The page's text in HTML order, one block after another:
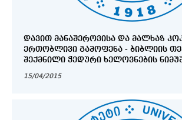
ᲓᲐᲕᲘᲗ ᲛᲐᲜᲐᲨᲔᲠᲝᲕᲘᲡᲐ ᲓᲐ ᲛᲐᲚᲮᲐᲖ
ᲔᲠᲗᲝᲑᲚᲘᲕᲘ ᲒᲐᲛᲝᲤᲔᲜᲐ - ᲑᲘᲑᲚᲘᲘᲡ
ᲨᲔᲥᲛᲜᲘᲚᲘ ᲭᲔᲓᲣᲠᲘ ᲮᲔᲚᲝᲕᲜᲔᲑᲘᲡ
15/04/2015